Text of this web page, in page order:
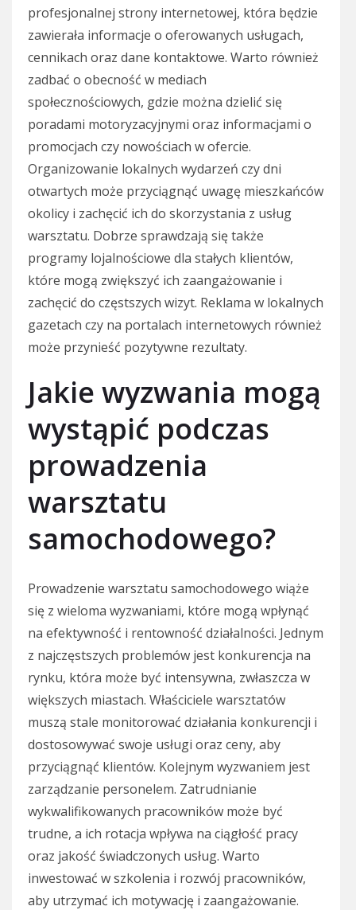
profesjonalnej strony internetowej, która będzie
zawierała informacje o oferowanych usługach,
cennikach oraz dane kontaktowe. Warto również
zadbać o obecność w mediach
społecznościowych, gdzie można dzielić się
poradami motoryzacyjnymi oraz informacjami o
promocjach czy nowościach w ofercie.
Organizowanie lokalnych wydarzeń czy dni
otwartych może przyciągnąć uwagę mieszkańców
okolicy i zachęcić ich do skorzystania z usług
warsztatu. Dobrze sprawdzają się także
programy lojalnościowe dla stałych klientów,
które mogą zwiększyć ich zaangażowanie i
zachęcić do częstszych wizyt. Reklama w lokalnych
gazetach czy na portalach internetowych również
może przynieść pozytywne rezultaty.
Jakie wyzwania mogą
wystąpić podczas
prowadzenia
warsztatu
samochodowego?
Prowadzenie warsztatu samochodowego wiąże
się z wieloma wyzwaniami, które mogą wpłynąć
na efektywność i rentowność działalności. Jednym
z najczęstszych problemów jest konkurencja na
rynku, która może być intensywna, zwłaszcza w
większych miastach. Właściciele warsztatów
muszą stale monitorować działania konkurencji i
dostosowywać swoje usługi oraz ceny, aby
przyciągnąć klientów. Kolejnym wyzwaniem jest
zarządzanie personelem. Zatrudnianie
wykwalifikowanych pracowników może być
trudne, a ich rotacja wpływa na ciągłość pracy
oraz jakość świadczonych usług. Warto
inwestować w szkolenia i rozwój pracowników,
aby utrzymać ich motywację i zaangażowanie.